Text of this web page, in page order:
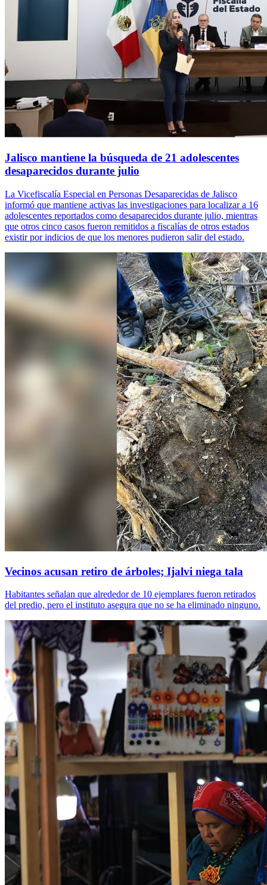
Jalisco mantiene la búsqueda de 21 adolescentes
desaparecidos durante julio
La Vicefiscalía Especial en Personas Desaparecidas de Jalisco
informó que mantiene activas las investigaciones para localizar a 16
adolescentes reportados como desaparecidos durante julio, mientras
que otros cinco casos fueron remitidos a fiscalías de otros estados
existir por indicios de que los menores pudieron salir del estado.
Vecinos acusan retiro de árboles; Ijalvi niega tala
Habitantes señalan que alrededor de 10 ejemplares fueron retirados
del predio, pero el instituto asegura que no se ha eliminado ninguno.